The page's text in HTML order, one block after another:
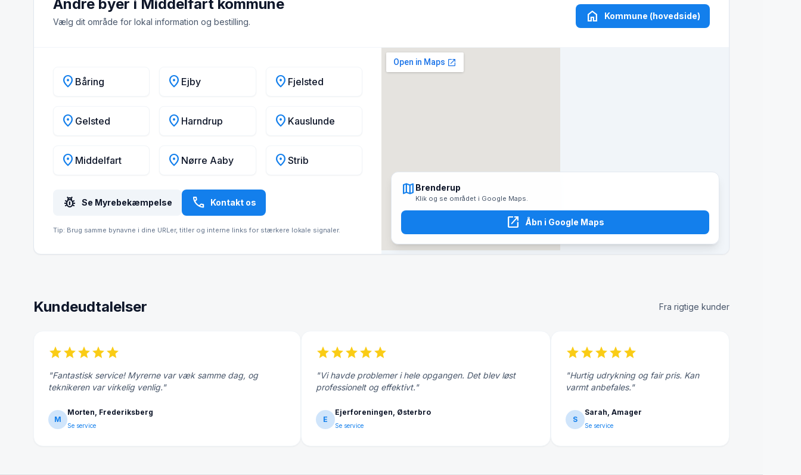
Andre byer i Middelfart kommune
Vælg dit område for lokal information og bestilling. home Kommune (hovedside)
location_on Båring location_on Ejby location_on Fjelsted
location_on Gelsted location_on Harndrup location_on Kauslunde
location_on Middelfart location_on Nørre Aaby location_on Strib
pest_control Se Myrebekæmpelse call Kontakt os
Tip: Brug samme bynavne i dine URLer, titler og interne links for stærkere lokale signaler.
map Brenderup
Klik og se området i Google Maps.
open_in_new Åbn i Google Maps
Kundeudtalelser Fra rigtige kunder
starstarstarstarstar
"Fantastisk service! Myrerne var væk samme dag, og
teknikeren var virkelig venlig."
M
Morten, Frederiksberg
Se service
starstarstarstarstar
"Vi havde problemer i hele opgangen. Det blev løst
professionelt og effektivt."
E
Ejerforeningen, Østerbro
Se service
starstarstarstarstar
"Hurtig udrykning og fair pris. Kan
varmt anbefales."
S
Sarah, Amager
Se service